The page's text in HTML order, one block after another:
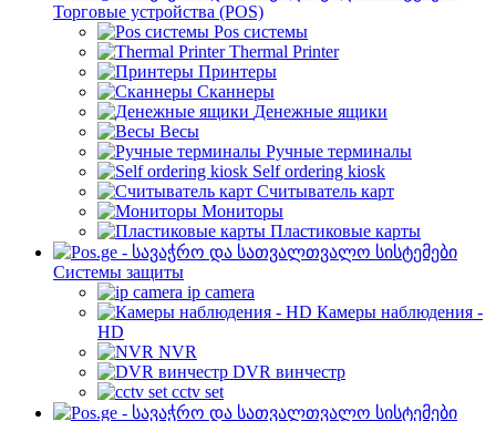
Торговые устройства (POS)
Pos системы
Thermal Printer
Принтеры
Сканнеры
Денежные ящики
Весы
Ручные терминалы
Self ordering kiosk
Считыватель карт
Мониторы
Пластиковые карты
Cистемы защиты
ip camera
Камеры наблюдения -
HD
NVR
DVR винчестр
cctv set